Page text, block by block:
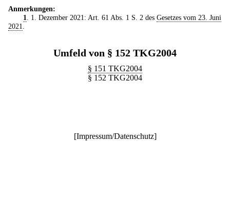
Anmerkungen:
1
. 1. Dezember 2021: Art. 61 Abs. 1 S. 2 des Gesetzes vom 23. Juni
2021
Umfeld von § 152 TKG2004
§ 151 TKG2004
§ 152 TKG2004
[Impressum/Datenschutz]